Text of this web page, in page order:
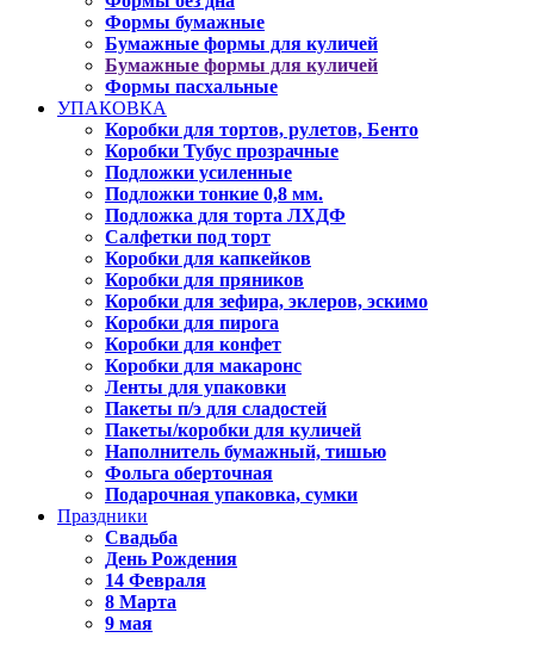
Формы бумажные
Бумажные формы для куличей
Бумажные формы для куличей
Формы пасхальные
УПАКОВКА
Коробки для тортов, рулетов, Бенто
Коробки Тубус прозрачные
Подложки усиленные
Подложки тонкие 0,8 мм.
Подложка для торта ЛХДФ
Салфетки под торт
Коробки для капкейков
Коробки для пряников
Коробки для зефира, эклеров, эскимо
Коробки для пирога
Коробки для конфет
Коробки для макаронс
Ленты для упаковки
Пакеты п/э для сладостей
Пакеты/коробки для куличей
Наполнитель бумажный, тишью
Фольга оберточная
Подарочная упаковка, сумки
Праздники
Свадьба
День Рождения
14 Февраля
8 Марта
9 мая